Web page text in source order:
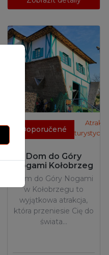
Doporučené
Atrakcje
turystyczne
Dom do Góry
Nogami Kołobrzeg
Dom do Góry Nogami
w Kołobrzegu to
wyjątkowa atrakcja,
która przeniesie Cię do
świata…